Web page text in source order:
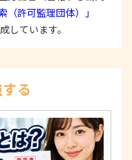
な対応について
た場合には、適切
くは提供の停止等
滞なく応じます。
て
、個人情報の取扱
およびその他の規
（許可監理団体）」
しています。
る